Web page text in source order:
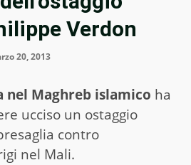
Verdon
20, 2013
nel Maghreb islamico ha
ucciso un ostaggio
contro
nel Mali.